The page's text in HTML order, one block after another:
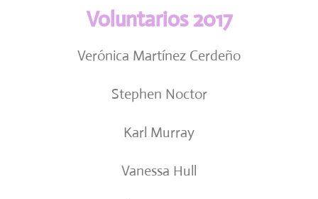
Voluntarios 2017
Verónica Martínez Cerdeño
Stephen Noctor
Karl Murray
Vanessa Hull